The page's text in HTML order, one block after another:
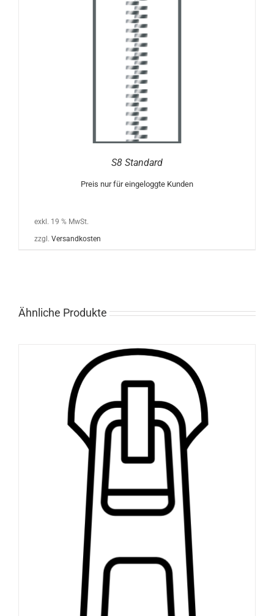
S8 Standard
Preis nur für eingeloggte Kunden
exkl. 19 % MwSt.
zzgl. Versandkosten
Ähnliche Produkte